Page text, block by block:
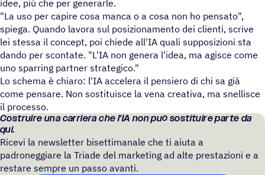
idee, più che per generarle.
"La uso per capire cosa manca o a cosa non ho pensato",
spiega. Quando lavora sul posizionamento dei clienti, scrive
lei stessa il concept, poi chiede all'IA quali supposizioni sta
dando per scontate. "L'IA non genera l'idea, ma agisce come
uno sparring partner strategico."
Lo schema è chiaro: l'IA accelera il pensiero di chi sa già
come pensare. Non sostituisce la vena creativa, ma snellisce
il processo.
Costruire una carriera che l'IA non può sostituire parte da
qui.
Ricevi la newsletter bisettimanale che ti aiuta a
padroneggiare la Triade del marketing ad alte prestazioni e a
restare sempre un passo avanti.